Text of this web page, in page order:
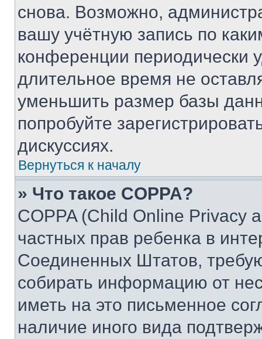
снова. Возможно,
вашу учётную запись по
конференции периодически
длительное время не
уменьшить размер базы
попробуйте
дискуссиях.
Вернуться к началу
» Что такое COPPA?
COPPA (Child Online Privacy
частных прав ребенка в
Соединенных Штатов,
собирать информацию от
иметь на это письменное
наличие иного вида